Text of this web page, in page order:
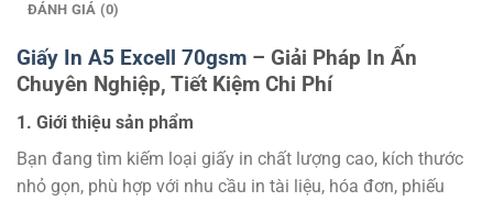
ĐÁNH GIÁ (0)
Giấy In A5 Excell 70gsm – Giải Pháp In Ấn
Chuyên Nghiệp, Tiết Kiệm Chi Phí
1. Giới thiệu sản phẩm
Bạn đang tìm kiếm loại giấy in chất lượng cao, kích thước
nhỏ gọn, phù hợp với nhu cầu in tài liệu, hóa đơn, phiếu